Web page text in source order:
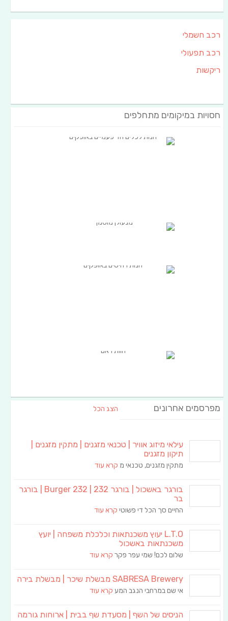
רכב חשמלי
רכב תפעולי
ריקשות
חסויות במיקומים מתחלפים
מפרסמים אחרונים הצג הכל
עילאי מיזוג אוויר | טכנאי מזגנים | מתקין מזגנים |
תיקון מזגנים
מתקין מזגנים, טכנאי מ קרא עוד
בורגר באשכול | בורגר 232 | Burger 232 | בורגר
בר
החיים סך הכל די פשוטי קרא עוד
L.T.O יעוץ משכנתאות וכלכלת משפחה | יועץ
משכנתאות באשכול
שלום לכם! שמי עפר פקר קרא עוד
SABRESA Brewery מבשלת שיכר | מבשלת בירה
אי שם במרחבי הנגב המע קרא עוד
הניסים של השף | מסעדת שף בבית | ארוחות גורמה